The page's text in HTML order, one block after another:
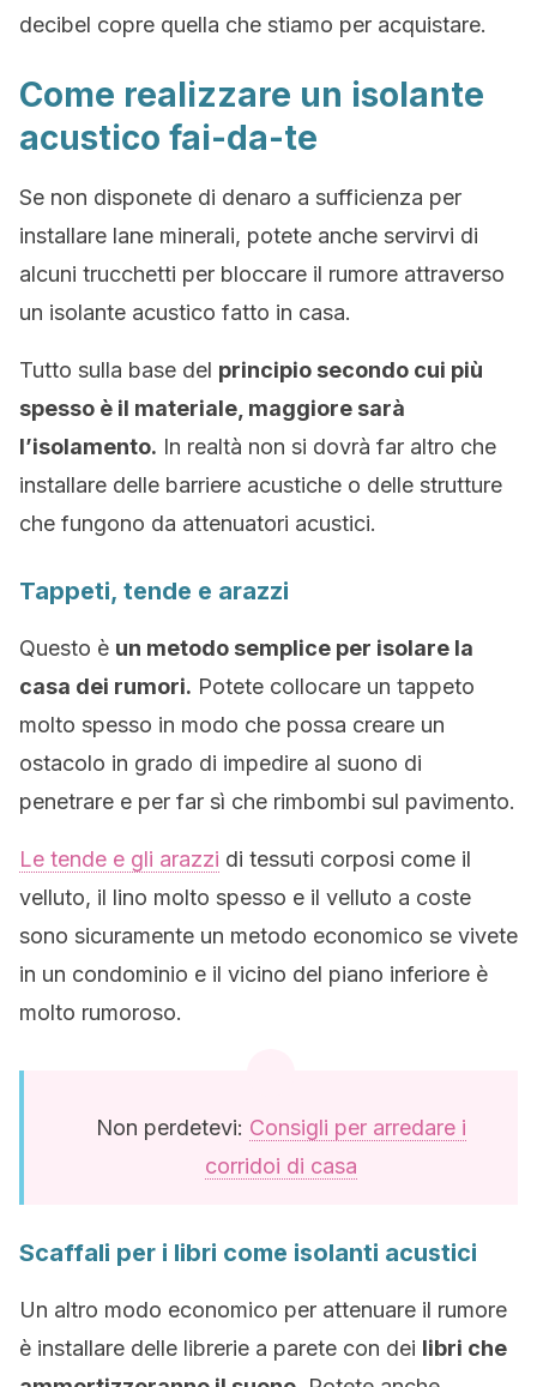
decibel copre quella che stiamo per acquistare.
Come realizzare un isolante
acustico fai-da-te
Se non disponete di denaro a sufficienza per
installare lane minerali, potete anche servirvi di
alcuni trucchetti per bloccare il rumore attraverso
un isolante acustico fatto in casa.
Tutto sulla base del principio secondo cui più
spesso è il materiale, maggiore sarà
l’isolamento. In realtà non si dovrà far altro che
installare delle barriere acustiche o delle strutture
che fungono da attenuatori acustici.
Tappeti, tende e arazzi
Questo è un metodo semplice per isolare la
casa dei rumori. Potete collocare un tappeto
molto spesso in modo che possa creare un
ostacolo in grado di impedire al suono di
penetrare e per far sì che rimbombi sul pavimento.
Le tende e gli arazzi di tessuti corposi come il
velluto, il lino molto spesso e il velluto a coste
sono sicuramente un metodo economico se vivete
in un condominio e il vicino del piano inferiore è
molto rumoroso.
Non perdetevi: Consigli per arredare i
corridoi di casa
Scaffali per i libri come isolanti acustici
Un altro modo economico per attenuare il rumore
è installare delle librerie a parete con dei libri che